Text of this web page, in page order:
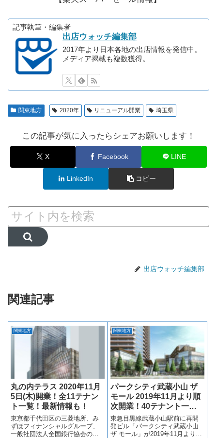
記事執筆・編集者
出店ウォッチ編集部
2017年より日本各地の出店情報を発信中。
メディア掲載も複数獲得。
関東地方 2020年 リニューアル開業 埼玉県
この記事が気に入ったらシェアお願いします！
X Facebook LINE
LinkedIn コピー
出店ウォッチ編集部
関連記事
関東地方
丸の内テラス 2020年11月
5日(木)開業！全11テナン
ト一覧！最新情報も！
東京都千代田区の三菱地所、み
ずほフィナンシャルグループ、
一般社団法人全国銀行協会の再
関東地方
パークシティ武蔵小山 ザ
モール 2019年11月より順
次開業！40テナント一
覧！最新情報も！
東急目黒線武蔵小山駅前に再開
発ビル「パークシティ武蔵小山
ザ モール」が2019年11月より順